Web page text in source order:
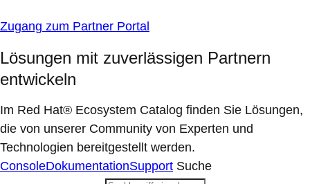
Zugang zum Partner Portal
Lösungen mit zuverlässigen Partnern
entwickeln
Im Red Hat® Ecosystem Catalog finden Sie Lösungen,
die von unserer Community von Experten und
Technologien bereitgestellt werden.
ConsoleDokumentationSupport Suche